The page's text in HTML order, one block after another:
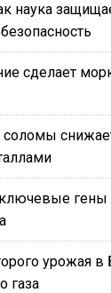
наука
сделает
соломы
гены
урожая в
газа